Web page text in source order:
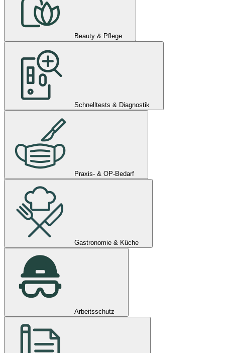
Beauty & Pflege
Schnelltests & Diagnostik
Praxis- & OP-Bedarf
Gastronomie & Küche
Arbeitsschutz